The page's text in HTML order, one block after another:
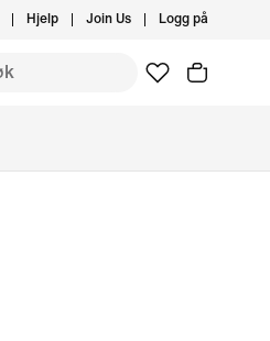
Hjelp Join Us Logg på